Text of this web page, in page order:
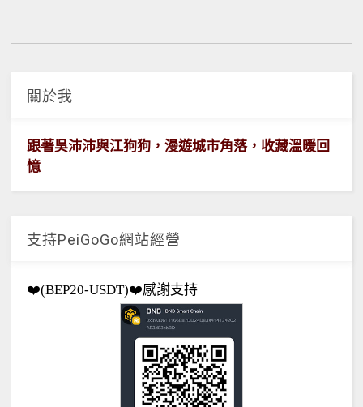
關於我
跟著吳沛沛與江狗狗，漫遊城市角落，收藏溫暖回
憶
支持PeiGoGo網站經營
❤️(BEP20-USDT)❤️感謝支持